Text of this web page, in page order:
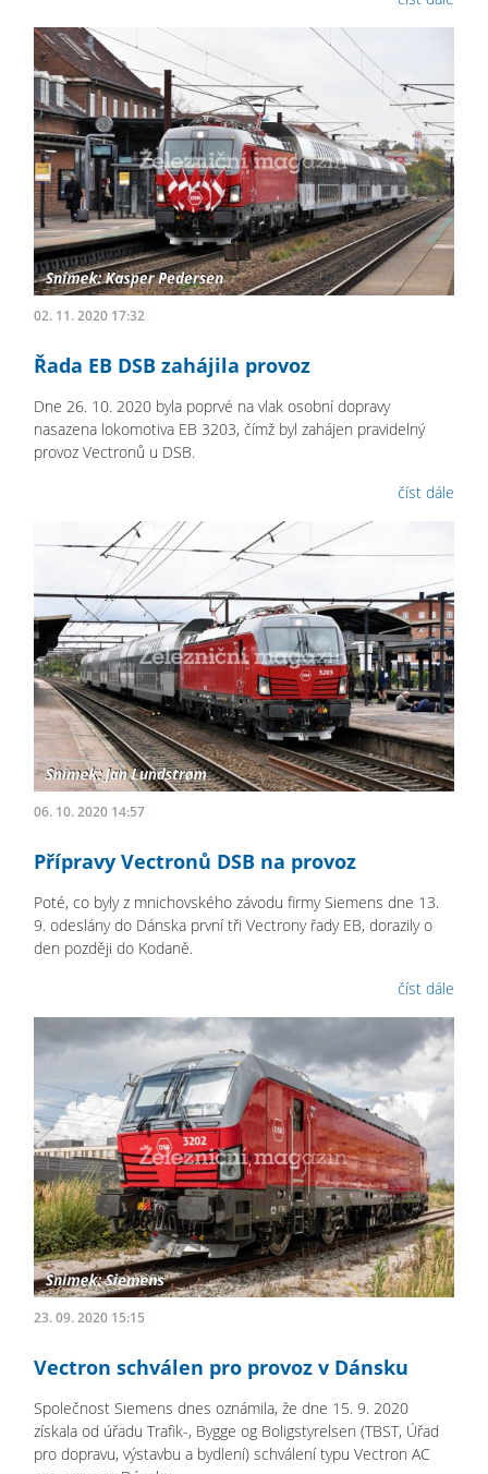
02. 11. 2020 17:32
Řada EB DSB zahájila provoz
Dne 26. 10. 2020 byla poprvé na vlak osobní dopravy
nasazena lokomotiva EB 3203, čímž byl zahájen pravidelný
provoz Vectronů u DSB.
číst dále
06. 10. 2020 14:57
Přípravy Vectronů DSB na provoz
Poté, co byly z mnichovského závodu firmy Siemens dne 13.
9. odeslány do Dánska první tři Vectrony řady EB, dorazily o
den později do Kodaně.
číst dále
23. 09. 2020 15:15
Vectron schválen pro provoz v Dánsku
Společnost Siemens dnes oznámila, že dne 15. 9. 2020
získala od úřadu Trafik-, Bygge og Boligstyrelsen (TBST, Úřad
pro dopravu, výstavbu a bydlení) schválení typu Vectron AC